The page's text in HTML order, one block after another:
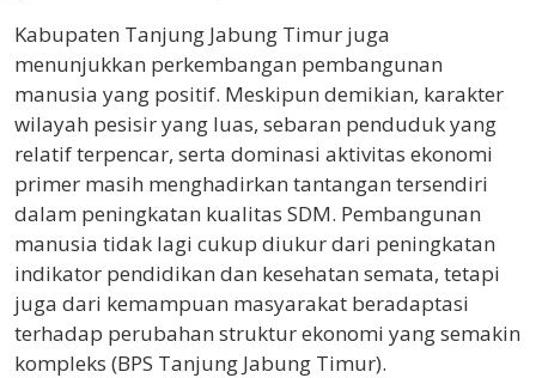
Kabupaten Tanjung Jabung Timur juga
menunjukkan perkembangan pembangunan
manusia yang positif. Meskipun demikian, karakter
wilayah pesisir yang luas, sebaran penduduk yang
relatif terpencar, serta dominasi aktivitas ekonomi
primer masih menghadirkan tantangan tersendiri
dalam peningkatan kualitas SDM. Pembangunan
manusia tidak lagi cukup diukur dari peningkatan
indikator pendidikan dan kesehatan semata, tetapi
juga dari kemampuan masyarakat beradaptasi
terhadap perubahan struktur ekonomi yang semakin
kompleks (BPS Tanjung Jabung Timur).